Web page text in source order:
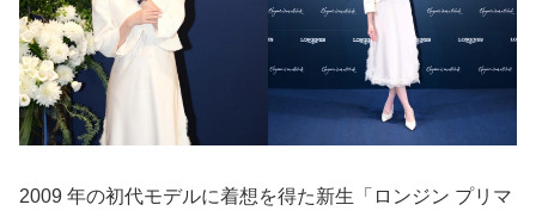
2009 年の初代モデルに着想を得た新生「ロンジン プリマ